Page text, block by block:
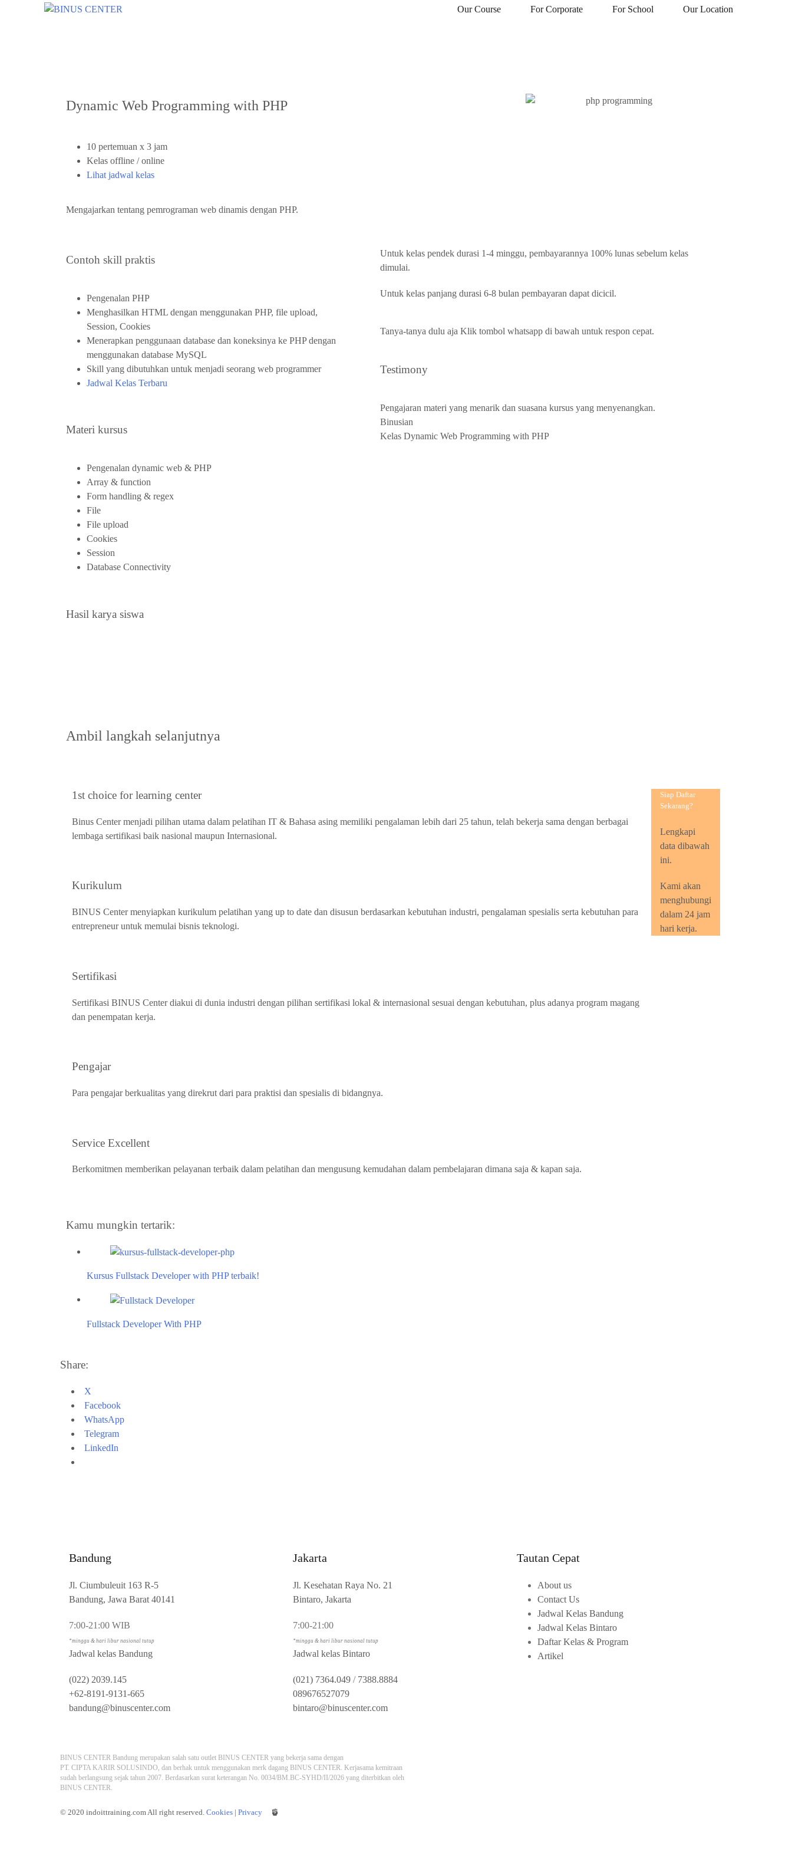
Our Course For Corporate For School Our Location
Dynamic Web Programming with PHP
10 pertemuan x 3 jam
Kelas offline / online
Lihat jadwal kelas
Mengajarkan tentang pemrograman web dinamis dengan PHP.
Contoh skill praktis
Pengenalan PHP
Menghasilkan HTML dengan menggunakan PHP, file upload,
Session, Cookies
Menerapkan penggunaan database dan koneksinya ke PHP dengan
menggunakan database MySQL
Skill yang dibutuhkan untuk menjadi seorang web programmer
Jadwal Kelas Terbaru
Materi kursus
Pengenalan dynamic web & PHP
Array & function
Form handling & regex
File
File upload
Cookies
Session
Database Connectivity
Hasil karya siswa
Untuk kelas pendek durasi 1-4 minggu, pembayarannya 100% lunas sebelum kelas
dimulai.
Untuk kelas panjang durasi 6-8 bulan pembayaran dapat dicicil.
Tanya-tanya dulu aja Klik tombol whatsapp di bawah untuk respon cepat.
Testimony
Pengajaran materi yang menarik dan suasana kursus yang menyenangkan.
Binusian
Kelas Dynamic Web Programming with PHP
Ambil langkah selanjutnya
1st choice for learning center
Binus Center menjadi pilihan utama dalam pelatihan IT & Bahasa asing memiliki pengalaman lebih dari 25 tahun, telah bekerja sama dengan berbagai
lembaga sertifikasi baik nasional maupun Internasional.
Kurikulum
BINUS Center menyiapkan kurikulum pelatihan yang up to date dan disusun berdasarkan kebutuhan industri, pengalaman spesialis serta kebutuhan para
entrepreneur untuk memulai bisnis teknologi.
Sertifikasi
Sertifikasi BINUS Center diakui di dunia industri dengan pilihan sertifikasi lokal & internasional sesuai dengan kebutuhan, plus adanya program magang
dan penempatan kerja.
Pengajar
Para pengajar berkualitas yang direkrut dari para praktisi dan spesialis di bidangnya.
Service Excellent
Berkomitmen memberikan pelayanan terbaik dalam pelatihan dan mengusung kemudahan dalam pembelajaran dimana saja & kapan saja.
Siap Daftar
Sekarang?
Lengkapi
data dibawah
ini.
Kami akan
menghubungi
dalam 24 jam
hari kerja.
Kamu mungkin tertarik:
Kursus Fullstack Developer with PHP terbaik!
Fullstack Developer With PHP
Share:
X
Facebook
WhatsApp
Telegram
LinkedIn
Bandung
Jl. Ciumbuleuit 163 R-5
Bandung, Jawa Barat 40141
7:00-21:00 WIB
*minggu & hari libur nasional tutup
Jadwal kelas Bandung
(022) 2039.145
+62-8191-9131-665
bandung@binuscenter.com
Jakarta
Jl. Kesehatan Raya No. 21
Bintaro, Jakarta
7:00-21:00
*minggu & hari libur nasional tutup
Jadwal kelas Bintaro
(021) 7364.049 / 7388.8884
089676527079
bintaro@binuscenter.com
Tautan Cepat
About us
Contact Us
Jadwal Kelas Bandung
Jadwal Kelas Bintaro
Daftar Kelas & Program
Artikel
BINUS CENTER Bandung merupakan salah satu outlet BINUS CENTER yang bekerja sama dengan
PT. CIPTA KARIR SOLUSINDO, dan berhak untuk menggunakan merk dagang BINUS CENTER. Kerjasama kemitraan
sudah berlangsung sejak tahun 2007. Berdasarkan surat keterangan No. 0034/BM.BC-SYHD/II/2026 yang diterbitkan oleh
BINUS CENTER.
© 2020 indoittraining.com All right reserved. Cookies | Privacy